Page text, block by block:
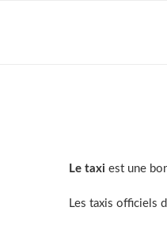
Le taxi est une
Les taxis officiels